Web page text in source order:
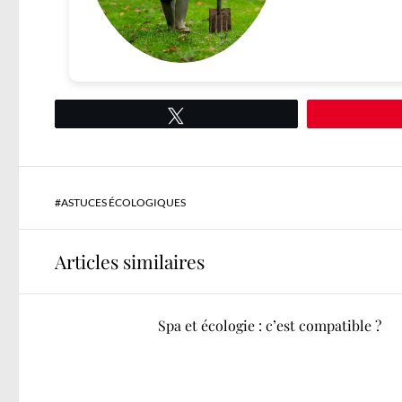
#ASTUCES ÉCOLOGIQUES
Articles similaires
Spa et écologie : c’est compatible ?